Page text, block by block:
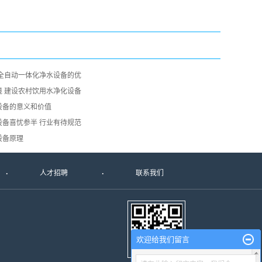
自动一体化净水设备的优
建设农村饮用水净化设备
的意义和价值
喜忧参半 行业有待规范
备原理
人才招聘 联系我们
欢迎给我们留言